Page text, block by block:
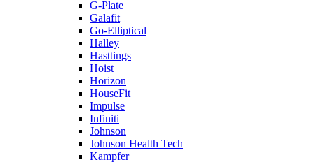
G-Plate
Galafit
Go-Elliptical
Halley
Hasttings
Hoist
Horizon
HouseFit
Impulse
Infiniti
Johnson
Johnson Health Tech
Kampfer